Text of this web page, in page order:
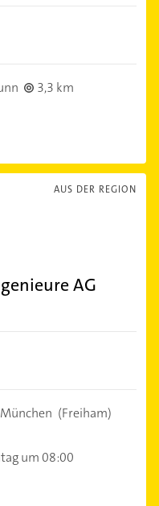
3,3 km
AUS DER REGION
AG
(Freiham)
um 08:00